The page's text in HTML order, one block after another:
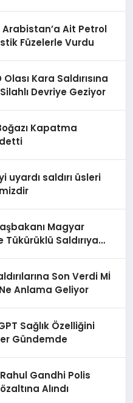
Arabistan’a Ait Petrol
Füzelerle Vurdu
Olası Kara Saldırısına
Devriye Geziyor
Kapatma
uyardı saldırı üsleri
Magyar
Tükürüklü Saldırıya
Son Verdi Mİ
Anlama Geliyor
Sağlık Özelliğini
Gündemde
Gandhi Polis
Alındı